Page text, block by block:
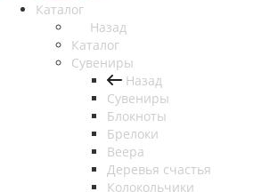
Каталог
Назад
Каталог
Сувениры
Назад
Сувениры
Блокноты
Брелоки
Веера
Деревья счастья
Колокольчики